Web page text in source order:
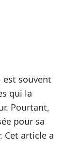
est souvent
qui la
Pourtant,
pour sa
Cet article a